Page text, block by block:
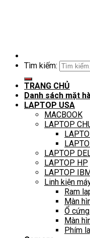
Tìm kiếm:
TRANG CHỦ
Danh sách mặt
LAPTOP USA
MACBOOK
LAPTOP
LAPTOP
LAPTOP HP
LAPTOP IBM
Linh kiện
Ram
Màn
Ổ
Màn
Phím